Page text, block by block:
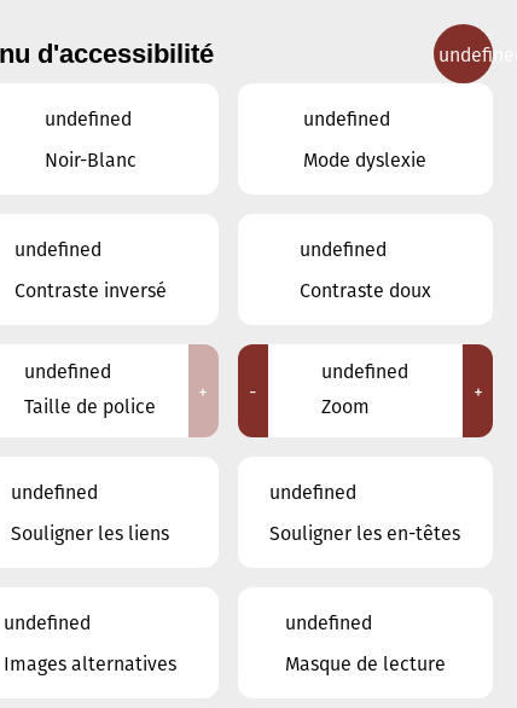
MUSICAL CONTACT
Lieux
Tous
Ariston
Conservatoire de Musique de la Ville
d'Esch/Alzette
Eglise décanale St. Joseph / Esch
Escher Theater - Esch-sur-Alzette
Restaurant FeVi Bosque
d'accessibilité
undefined
Noir-Blanc
undefined
Mode dyslexie
undefined
Contraste inversé
undefined
Contraste doux
undefined
Taille de police
+ -
undefined
Zoom
+
undefined
Souligner les liens
undefined
Souligner les en-têtes
undefined
Images alternatives
undefined
Masque de lecture